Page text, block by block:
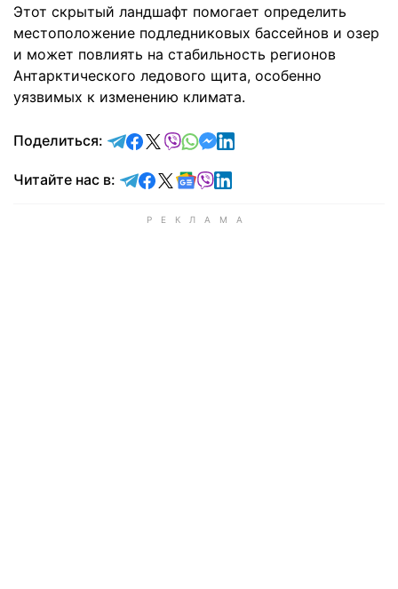
Этот скрытый ландшафт помогает определить
местоположение подледниковых бассейнов и озер
и может повлиять на стабильность регионов
Антарктического ледового щита, особенно
уязвимых к изменению климата.
Поделиться: отправить в Telegram
поделиться в Facebook
поделиться в X
отправить в Viber
отправить в Whatsapp
отправить в Messenger
отправить в LinkedIn
Читайте нас в: Читайте в Telegram
Читайте в Facebook
Читайте в X
Читайте в Google news
Читайте в Viber
Читайте в LinkedIn